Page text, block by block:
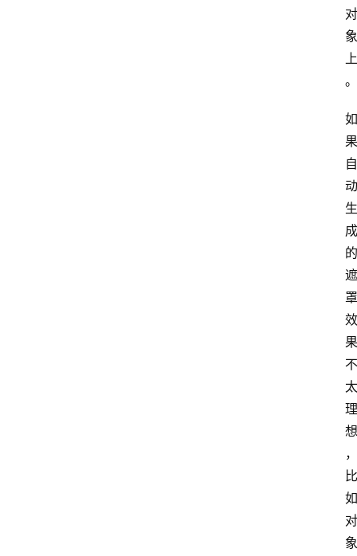
对
象
上
。
如
果
自
动
生
成
的
遮
罩
效
果
不
太
理
想
，
比
如
对
象